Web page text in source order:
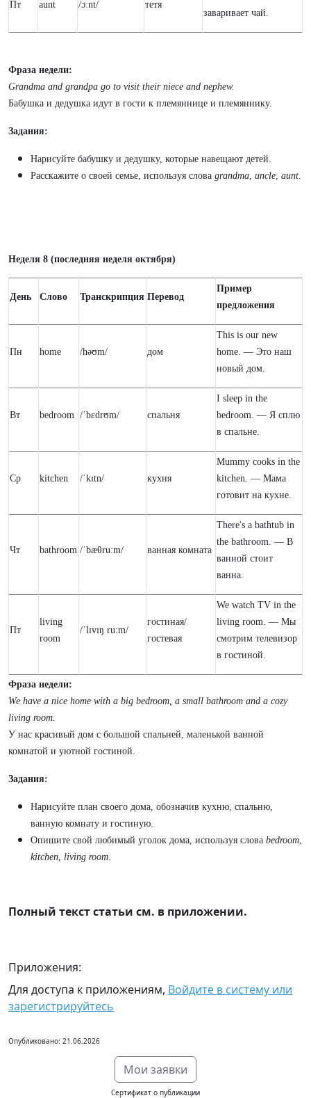
Пт aunt /ɔːnt/ тетя
заваривает чай.
Фраза недели:
Grandma and grandpa go to visit their niece and nephew.
Бабушка и дедушка идут в гости к племяннице и племяннику.
Задания:
Нарисуйте бабушку и дедушку, которые навещают детей.
Расскажите о своей семье, используя слова grandma, uncle, aunt.
Неделя 8 (последняя неделя октября)
День Слово Транскрипция Перевод
Пример
предложения
Пн home /həʊm/ дом
This is our new
home. — Это наш
новый дом.
Вт bedroom /ˈbɛdrʊm/ спальня
I sleep in the
bedroom. — Я сплю
в спальне.
Ср kitchen /ˈkɪtn/ кухня
Mummy cooks in the
kitchen. — Мама
готовит на кухне.
Чт bathroom /ˈbæθruːm/ ванная комната
There's a bathtub in
the bathroom. — В
ванной стоит
ванна.
Пт
living
room
/ˈlɪvɪŋ ruːm/
гостиная/
гостевая
We watch TV in the
living room. — Мы
смотрим телевизор
в гостиной.
Фраза недели:
We have a nice home with a big bedroom, a small bathroom and a cozy
living room.
У нас красивый дом с большой спальней, маленькой ванной
комнатой и уютной гостиной.
Задания:
Нарисуйте план своего дома, обозначив кухню, спальню,
ванную комнату и гостиную.
Опишите свой любимый уголок дома, используя слова bedroom,
kitchen, living room.
Полный текст статьи см. в приложении.
Приложения:
Для доступа к приложениям, Войдите в систему или
зарегистрируйтесь
Опубликовано: 21.06.2026
Мои заявки
Сертификат о публикации